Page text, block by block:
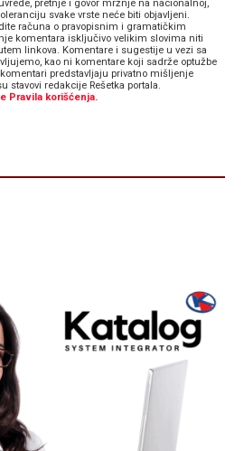
pretnje i govor mržnje na nacionalnoj,
svake vrste neće biti objavljeni.
računa o pravopisnim i gramatičkim
komentara isključivo velikim slovima niti
linkova. Komentare i sugestije u vezi sa
kao ni komentare koji sadrže optužbe
predstavljaju privatno mišljenje
stavovi redakcije Rešetka portala.
Pravila korišćenja.